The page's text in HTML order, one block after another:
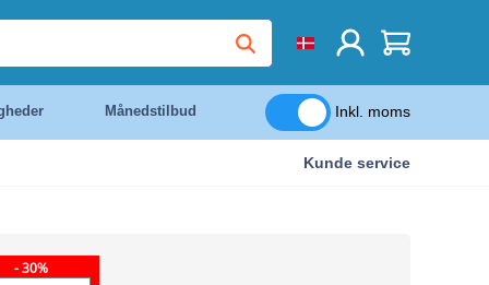
Månedstilbud Inkl. moms
Kunde service
- 30%